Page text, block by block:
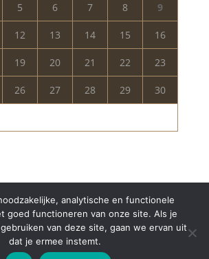
5 6 7 8 9
12 13 14 15 16
19 20 21 22 23
26 27 28 29 30
Aurelia Schoonheidssalon | All
analytische en functionele
goed functioneren van onze site. Als je
van deze site, gaan we ervan uit
dat je ermee instemt.